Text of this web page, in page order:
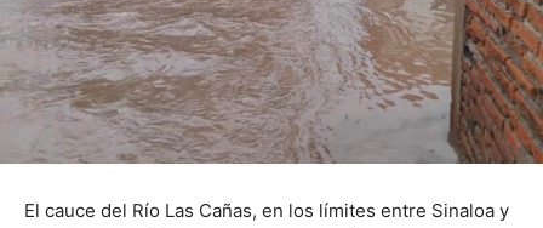
El cauce del Río Las Cañas, en los límites entre Sinaloa y